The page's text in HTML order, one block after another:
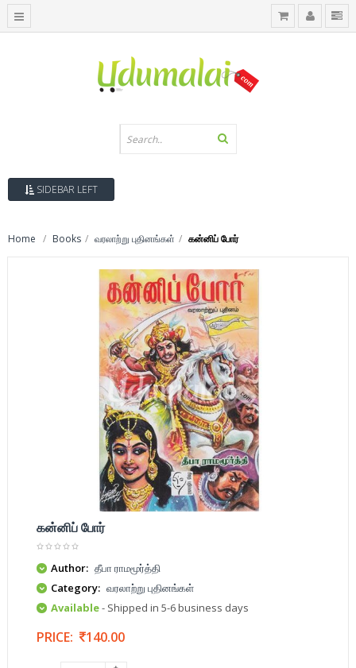
SIDEBAR LEFT
Home Books வரலாற்று புதினங்கள் கன்னிப் போர்
கன்னிப் போர்
Author: தீபா ராமமூர்த்தி
Category: வரலாற்று புதினங்கள்
Available- Shipped in 5-6 business days
PRICE: 140.00